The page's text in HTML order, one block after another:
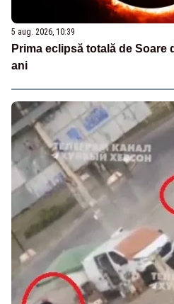
5 aug. 2026, 10:39
Prima eclipsă totală de Soare
ani